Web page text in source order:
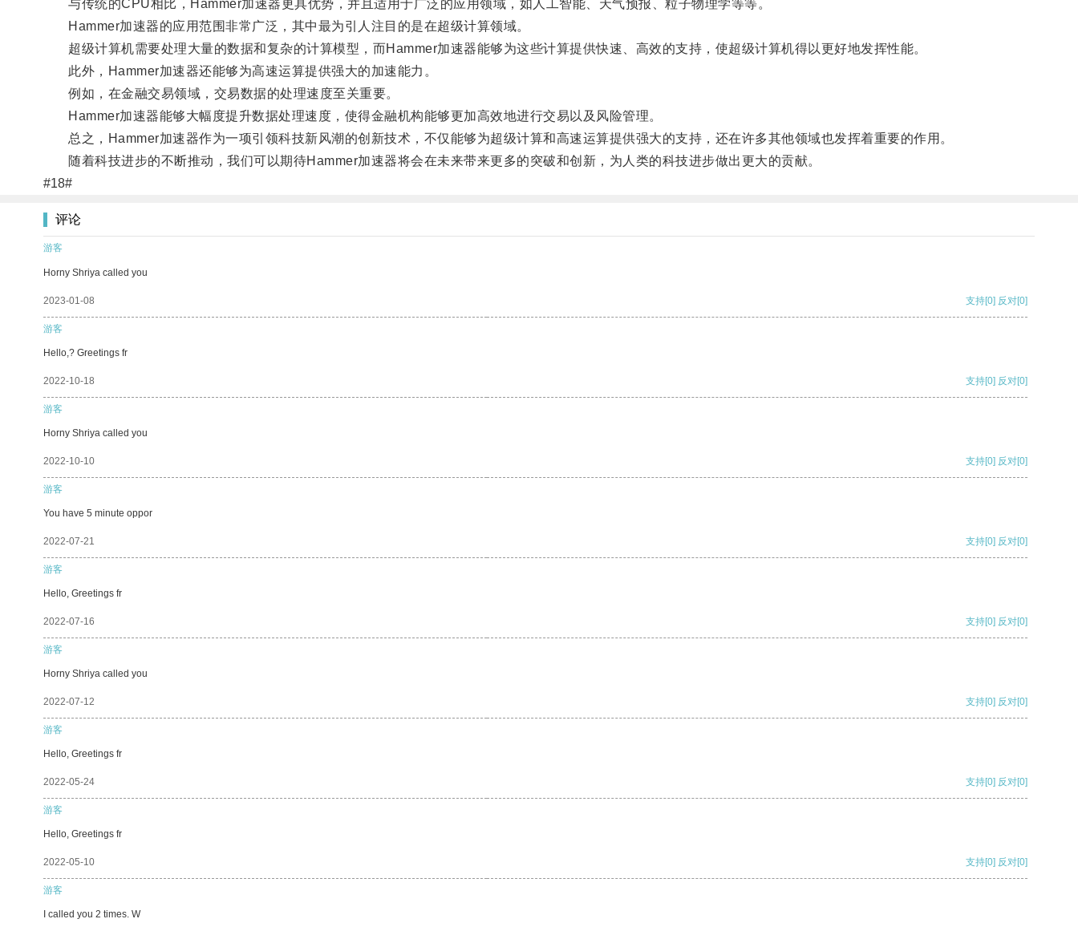
与传统的CPU相比，Hammer加速器更具优势，并且适用于广泛的应用领域，如人工智能、天气预报、粒子物理学等等。
Hammer加速器的应用范围非常广泛，其中最为引人注目的是在超级计算领域。
超级计算机需要处理大量的数据和复杂的计算模型，而Hammer加速器能够为这些计算提供快速、高效的支持，使超级计算机得以更好地发挥性能。
此外，Hammer加速器还能够为高速运算提供强大的加速能力。
例如，在金融交易领域，交易数据的处理速度至关重要。
Hammer加速器能够大幅度提升数据处理速度，使得金融机构能够更加高效地进行交易以及风险管理。
总之，Hammer加速器作为一项引领科技新风潮的创新技术，不仅能够为超级计算和高速运算提供强大的支持，还在许多其他领域也发挥着重要的作用。
随着科技进步的不断推动，我们可以期待Hammer加速器将会在未来带来更多的突破和创新，为人类的科技进步做出更大的贡献。
#18#
评论
游客
Horny Shriya called you
2023-01-08 支持[0] 反对[0]
游客
Hello,? Greetings fr
2022-10-18 支持[0] 反对[0]
游客
Horny Shriya called you
2022-10-10 支持[0] 反对[0]
游客
You have 5 minute oppor
2022-07-21 支持[0] 反对[0]
游客
Hello, Greetings fr
2022-07-16 支持[0] 反对[0]
游客
Horny Shriya called you
2022-07-12 支持[0] 反对[0]
游客
Hello, Greetings fr
2022-05-24 支持[0] 反对[0]
游客
Hello, Greetings fr
2022-05-10 支持[0] 反对[0]
游客
I called you 2 times. W